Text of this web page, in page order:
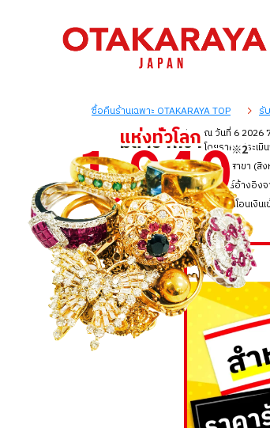
ซื้อคืนร้านเฉพาะ OTAKARAYA TOP รั
มสาขากวา
มสาขากวา
1,940 ※2
※2
แหงทวโลก
แหงทวโลก
※1: ณ วันที่ 6 2026
โดยราคาประเ
※2: จำนวนสาขา (สิ
※3: ผลลัพธ์อ้างอิงจ
※4: สามารถโอนเงิ